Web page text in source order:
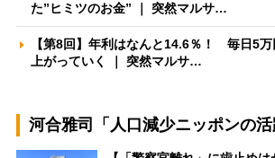
た”ヒミツのお金” ｜ 突然マルサ…
【第8回】年利はなんと14.6％！ 毎日5
上がっていく ｜ 突然マルサ…
河合雅司「人口減少ニッポンの活